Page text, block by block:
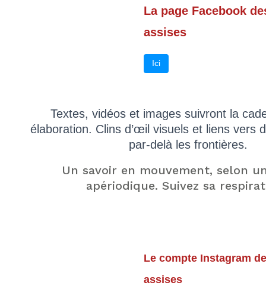
La page Facebook
assises
Ici
Textes, vidéos et images suivront la
élaboration. Clins d’œil visuels et liens vers
par-delà les frontières.
Un savoir en mouvement, selon
apériodique. Suivez sa
Le compte Instagram
assises